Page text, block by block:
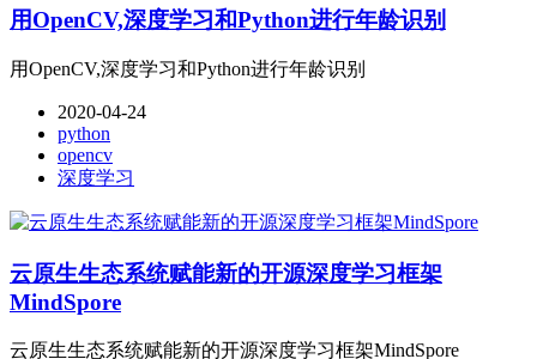
用OpenCV,深度学习和Python进行年龄识别
用OpenCV,深度学习和Python进行年龄识别
2020-04-24
python
opencv
深度学习
云原生生态系统赋能新的开源深度学习框架
MindSpore
云原生生态系统赋能新的开源深度学习框架MindSpore